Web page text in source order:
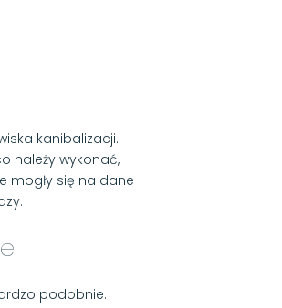
kanibalizacji.
należy wykonać,
mogły się na dane
podobnie.